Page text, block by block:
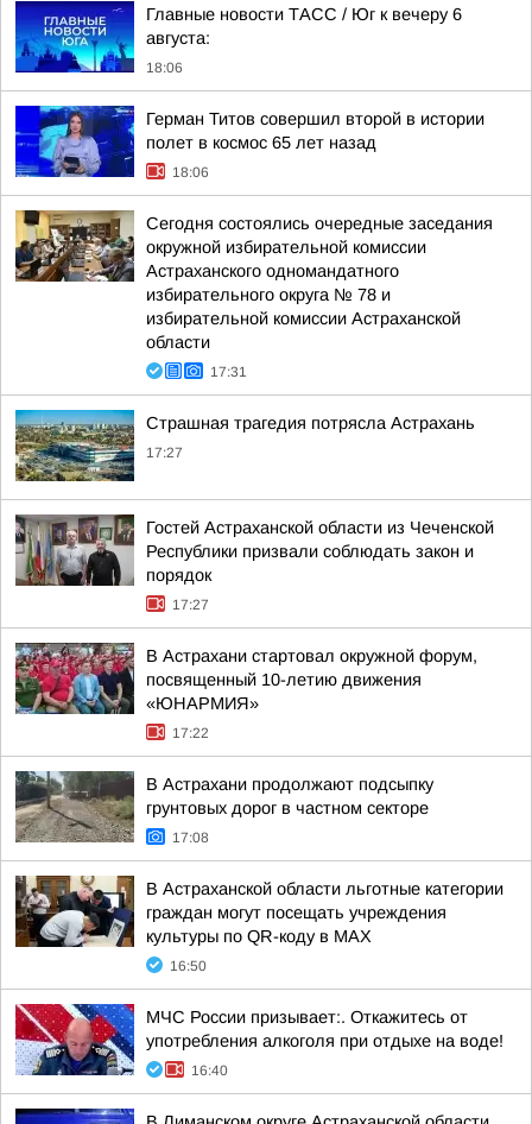
Главные новости ТАСС / Юг к вечеру 6
августа:
18:06
Герман Титов совершил второй в истории
полет в космос 65 лет назад
18:06
Сегодня состоялись очередные заседания
окружной избирательной комиссии
Астраханского одномандатного
избирательного округа № 78 и
избирательной комиссии Астраханской
области
17:31
Страшная трагедия потрясла Астрахань
17:27
Гостей Астраханской области из Чеченской
Республики призвали соблюдать закон и
порядок
17:27
В Астрахани стартовал окружной форум,
посвященный 10-летию движения
«ЮНАРМИЯ»
17:22
В Астрахани продолжают подсыпку
грунтовых дорог в частном секторе
17:08
В Астраханской области льготные категории
граждан могут посещать учреждения
культуры по QR-коду в МАХ
16:50
МЧС России призывает:. Откажитесь от
употребления алкоголя при отдыхе на воде!
16:40